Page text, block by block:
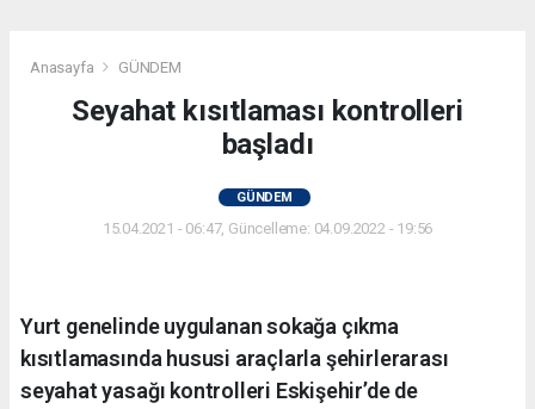
Anasayfa GÜNDEM
Seyahat kısıtlaması kontrolleri
başladı
GÜNDEM
15.04.2021 - 06:47, Güncelleme: 04.09.2022 - 19:56
Yurt genelinde uygulanan sokağa çıkma
kısıtlamasında hususi araçlarla şehirlerarası
seyahat yasağı kontrolleri Eskişehir’de de